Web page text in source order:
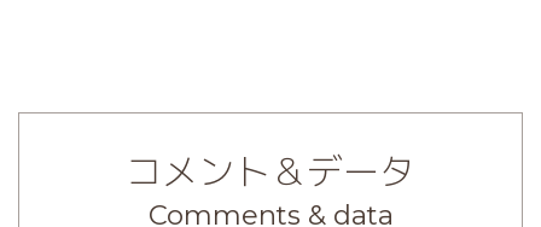
コメント＆データ
Comments & data